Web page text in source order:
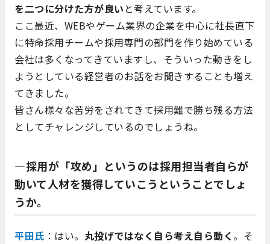
を二つに分けた方が良い と考えています。
ここ最近、WEBやゲーム業界の企業を中心に社長直下
に特命採用チームや採用専門の部門を作り始めている
会社は多くなってきていますし、そういった動きをし
ようとしている経営者のお話をお聞きすることも増え
てきました。
皆さん様々な苦労をされてきて採用難で勝ち残る方法
としてチャレンジしているのでしょうね。
―採用が「攻め」というのは採用担当者自らが
動いて人材を獲得していこうということでしょ
うか。
平田氏 ：はい。 丸投げではなく自ら考え自ら動く 。そ